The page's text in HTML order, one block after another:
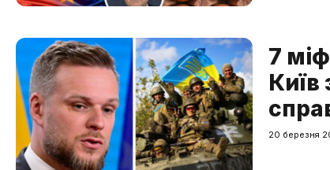
7
Київ
20 березня